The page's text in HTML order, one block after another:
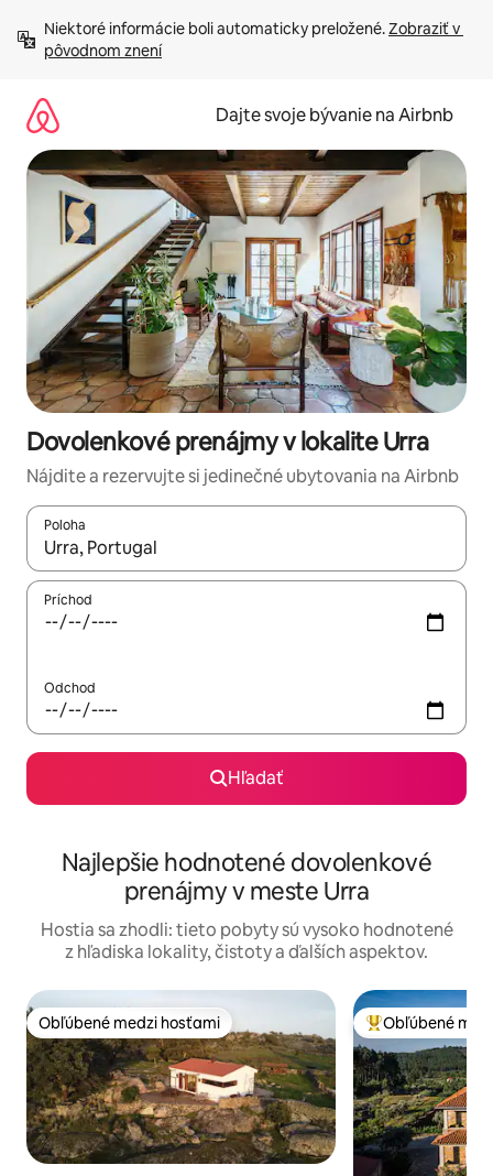
obsah.
Niektoré informácie boli automaticky preložené. Zobraziť v
pôvodnom znení
Dajte svoje bývanie na Airbnb
Dovolenkové prenájmy v lokalite Urra
Nájdite a rezervujte si jedinečné ubytovania na Airbnb
Poloha
Keď budú výsledky k dispozícii, môžete si ich prechádzať
Príchod
Odchod
Hľadať
Najlepšie hodnotené dovolenkové
prenájmy v meste Urra
Hostia sa zhodli: tieto pobyty sú vysoko hodnotené
z hľadiska lokality, čistoty a ďalších aspektov.
Obľúbené medzi hosťami
Obľúbené medzi hosťami Najobľúbenejšie
Obľúbené